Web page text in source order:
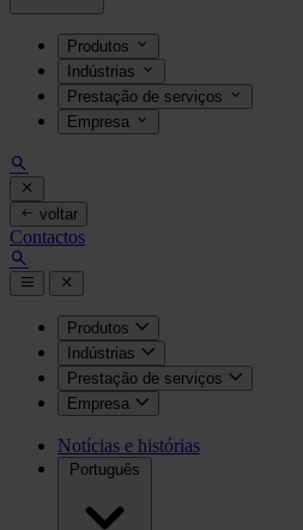
Produtos
Indústrias
Prestação de serviços
Empresa
voltar
Contactos
Produtos
Indústrias
Prestação de serviços
Empresa
Notícias e histórias
Português